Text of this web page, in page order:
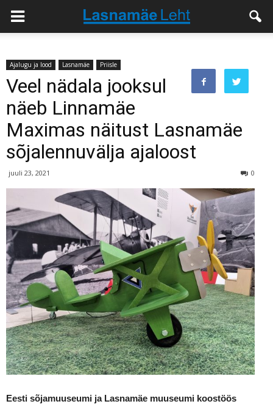
Ajalugu ja lood Lasnamäe Priisle
Veel nädala jooksul
näeb Linnamäe
Maximas näitust Lasnamäe
sõjalennuvälja ajaloost
juuli 23, 2021 0
Eesti sõjamuuseumi ja Lasnamäe muuseumi koostöös